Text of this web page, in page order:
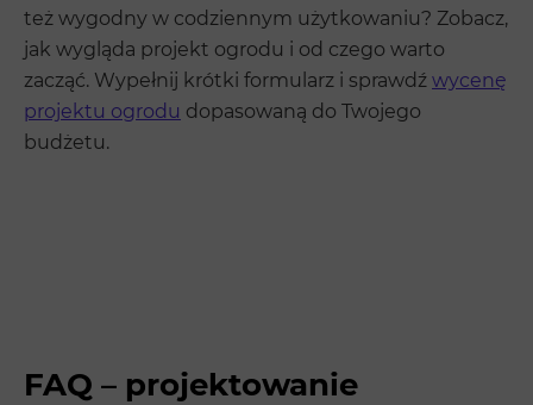
też wygodny w codziennym użytkowaniu? Zobacz,
jak wygląda projekt ogrodu i od czego warto
zacząć. Wypełnij krótki formularz i sprawdź wycenę
projektu ogrodu dopasowaną do Twojego
budżetu.
FAQ – projektowanie